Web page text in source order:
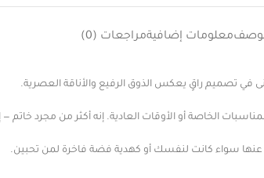
معلومات إضافيةمراجعات (0)
تصميم راقٍ يعكس الذوق الرفيع والأناقة العصرية.
الخاصة أو الأوقات العادية. إنه أكثر من مجرد